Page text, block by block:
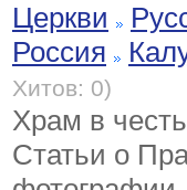
Церкви
Россия
Хитов: 0)
Храм в
Статьи о